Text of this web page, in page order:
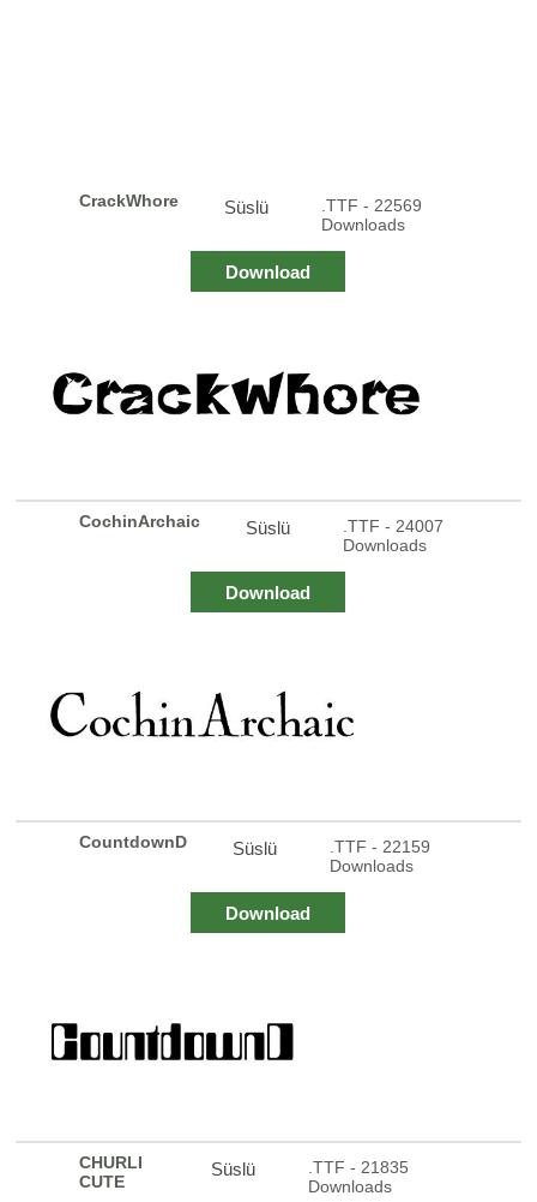
CrackWhore Süslü
.TTF - 22569
Downloads
Download
CochinArchaic Süslü
.TTF - 24007
Downloads
Download
CountdownD Süslü
.TTF - 22159
Downloads
Download
CHURLI
CUTE
Süslü
.TTF - 21835
Downloads